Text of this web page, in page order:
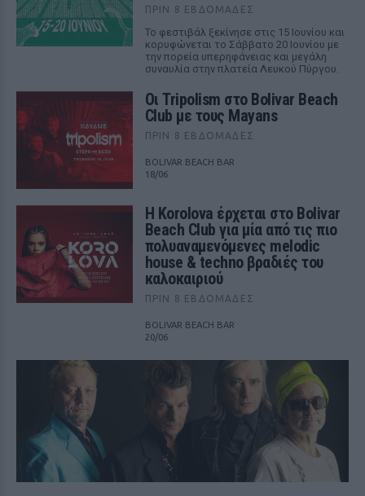
ΠΡΙΝ 8 ΕΒΔΟΜΆΔΕΣ
Το φεστιβάλ ξεκίνησε στις 15 Ιουνίου και
κορυφώνεται το Σάββατο 20 Ιουνίου με
την πορεία υπερηφάνειας και μεγάλη
συναυλία στην πλατεία Λευκού Πύργου.
Οι Tripolism στο Bolivar Beach
Club με τους Mayans
ΠΡΙΝ 8 ΕΒΔΟΜΆΔΕΣ
BOLIVAR BEACH BAR
18/06
Η Korolova έρχεται στο Bolivar
Beach Club για μία από τις πιο
πολυαναμενόμενες melodic
house & techno βραδιές του
καλοκαιριού
ΠΡΙΝ 8 ΕΒΔΟΜΆΔΕΣ
BOLIVAR BEACH BAR
20/06